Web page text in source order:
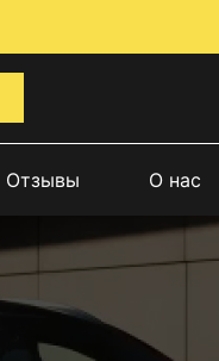
Отзывы О нас